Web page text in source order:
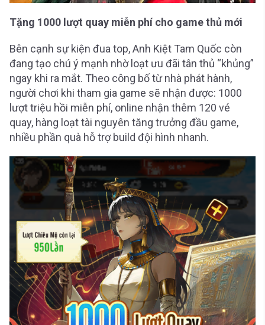
Tặng 1000 lượt quay miễn phí cho game thủ mới
Bên cạnh sự kiện đua top, Anh Kiệt Tam Quốc còn
đang tạo chú ý mạnh nhờ loạt ưu đãi tân thủ “khủng”
ngay khi ra mắt. Theo công bố từ nhà phát hành,
người chơi khi tham gia game sẽ nhận được: 1000
lượt triệu hồi miễn phí, online nhận thêm 120 vé
quay, hàng loạt tài nguyên tăng trưởng đầu game,
nhiều phần quà hỗ trợ build đội hình nhanh.